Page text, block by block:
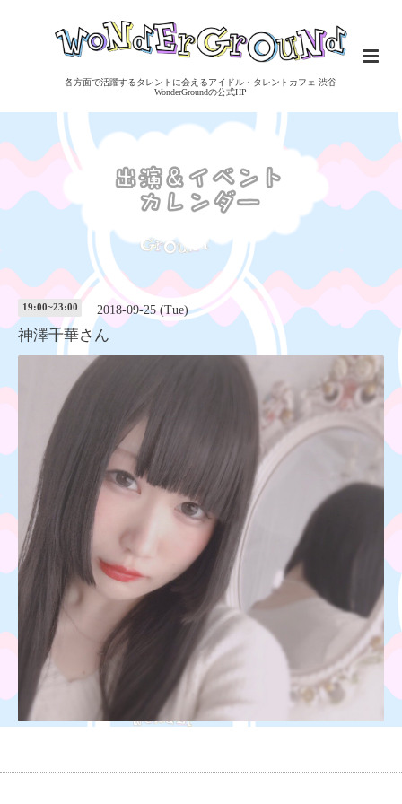
各方面で活躍するタレントに会えるアイドル・タレントカフェ 渋谷
WonderGroundの公式HP
19:00~23:00 2018-09-25 (Tue)
神澤千華さん